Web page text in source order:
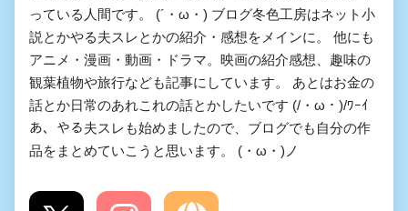
っている人間です。 (´・ω・) ブログ冬色工房はネット小
説とかやる夫スレとかの紹介・感想をメインに。 他にも
アニメ・漫画・動画・ドラマ。映画の紹介感想、趣味の
観葉植物や旅行なども記事にしています。 あとはお金の
話とか日常のあれこれの話とかしたいです (/・ω・)/ﾜｰｲ
あ、やる夫スレも始めましたので、ブログでも自分の作
品をまとめていこうと思います。 (・ω・)ノ